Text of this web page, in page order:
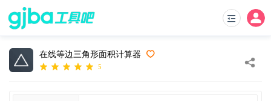
在线等边三角形面积计算器
5